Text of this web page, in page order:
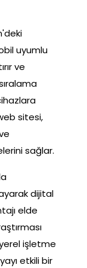
uyumlu
ve
sitesi,
sağlar.
dijital
elde
işletme
etkili bir